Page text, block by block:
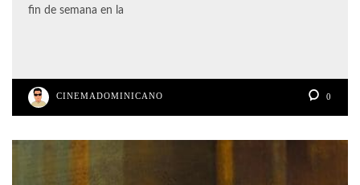
fin de semana en la
CINEMADOMINICANO 0